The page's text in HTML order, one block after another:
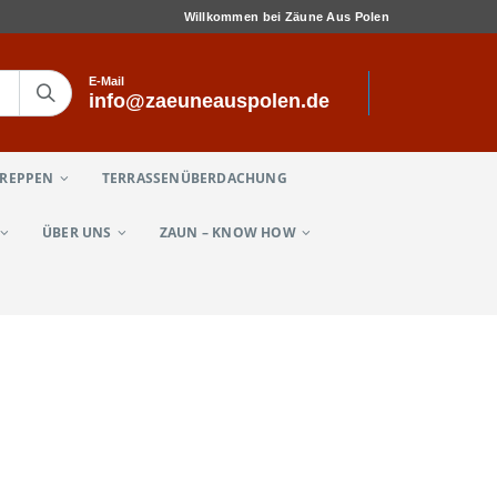
Willkommen bei Zäune Aus Polen
E-Mail
info@zaeuneauspolen.de
TERRASSENÜBERDACHUNG
ÜBER UNS ZAUN – KNOW HOW